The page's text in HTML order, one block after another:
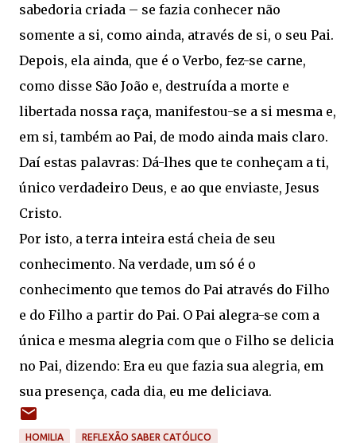
sabedoria criada – se fazia conhecer não
somente a si, como ainda, através de si, o seu Pai.
Depois, ela ainda, que é o Verbo, fez-se carne,
como disse São João e, destruída a morte e
libertada nossa raça, manifestou-se a si mesma e,
em si, também ao Pai, de modo ainda mais claro.
Daí estas palavras: Dá-lhes que te conheçam a ti,
único verdadeiro Deus, e ao que enviaste, Jesus
Cristo.
Por isto, a terra inteira está cheia de seu
conhecimento. Na verdade, um só é o
conhecimento que temos do Pai através do Filho
e do Filho a partir do Pai. O Pai alegra-se com a
única e mesma alegria com que o Filho se delicia
no Pai, dizendo: Era eu que fazia sua alegria, em
sua presença, cada dia, eu me deliciava.
HOMILIA REFLEXÃO SABER CATÓLICO